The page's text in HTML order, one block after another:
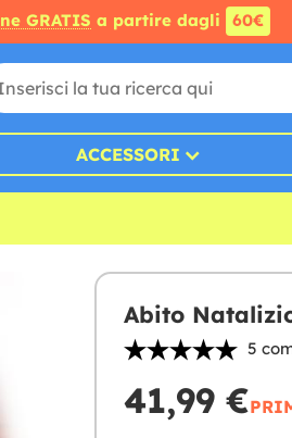
GRATIS a partire dagli 60€
ACCESSORI
Abito
5
41,99 €